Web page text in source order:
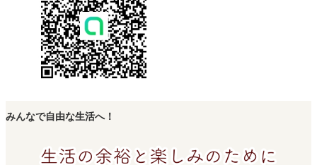
みんなで自由な生活へ！